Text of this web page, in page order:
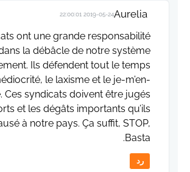
Aurelia
2019-05-24 22:00:01
ont une grande responsabilité
la débâcle de notre système
Ils défendent tout le temps
le laxisme et le je-m’en-
Ces syndicats doivent être jugés
et les dégâts importants qu’ils
à notre pays. Ça suffit, STOP,
Basta.
رد